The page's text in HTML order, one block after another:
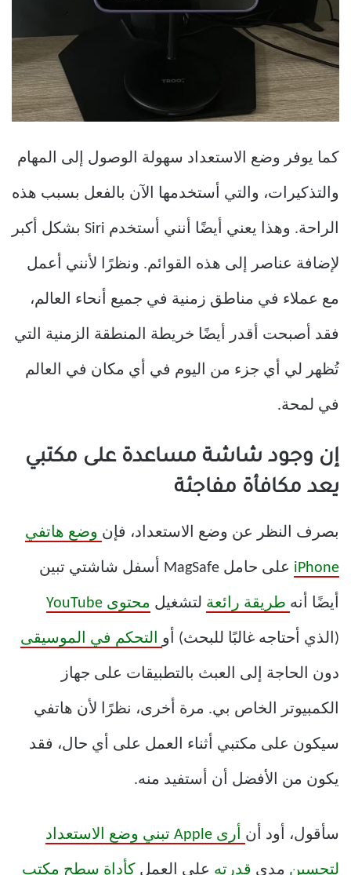
كما يوفر وضع الاستعداد سهولة الوصول إلى المهام
والتذكيرات، والتي أستخدمها الآن بالفعل بسبب هذه
الراحة. وهذا يعني أيضًا أنني أستخدم Siri بشكل أكبر
لإضافة عناصر إلى هذه القوائم. ونظرًا لأنني أعمل
مع عملاء في مناطق زمنية في جميع أنحاء العالم،
فقد أصبحت أقدر أيضًا خريطة المنطقة الزمنية التي
تُظهر لي أي جزء من اليوم في أي مكان في العالم
في لمحة.
إن وجود شاشة مساعدة على مكتبي
يعد مكافأة مفاجئة
بصرف النظر عن وضع الاستعداد، فإن وضع هاتفي
iPhone على حامل MagSafe أسفل شاشتي تبين
أيضًا أنه طريقة رائعة لتشغيل محتوى YouTube
(الذي أحتاجه غالبًا للبحث) أو التحكم في الموسيقى
دون الحاجة إلى العبث بالتطبيقات على جهاز
الكمبيوتر الخاص بي. مرة أخرى، نظرًا لأن هاتفي
سيكون على مكتبي أثناء العمل على أي حال، فقد
يكون من الأفضل أن أستفيد منه.
سأقول، أود أن أرى Apple تبني وضع الاستعداد
لتحسين مدى قدرته على العمل كأداة سطح مكتب